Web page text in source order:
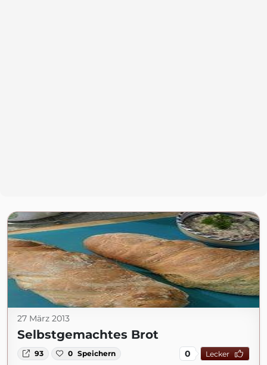
27 März 2013
Selbstgemachtes Brot
93 0 Speichern 0 Lecker